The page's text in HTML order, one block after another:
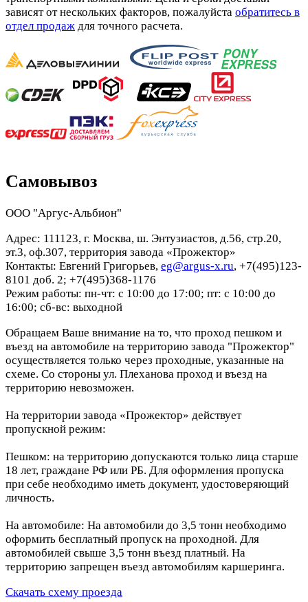
зависят от нескольких факторов, пожалуйста обратитесь в
отдел продаж для точного расчета.
Самовывоз
ООО "Аргус-Альбион"
Адрес: 111123, г. Москва, ш. Энтузиастов, д.56, стр.20,
эт.3, оф.307, территория завода «Прожектор»
Контакты: Евгений Григорьев, eg@argus-x.ru, +7(495)123-
8101 доб. 2; +7(495)368-1176
Режим работы: пн-чт: с 10:00 до 17:00; пт: с 10:00 до
16:00; сб-вс: выходной
Обращаем Ваше внимание на то, что проход пешком и
въезд на автомобиле на территорию завода "Прожектор"
осуществляется только через проходные, указанные на
схеме. Со стороны ул. Плеханова проход и въезд на
территорию невозможен.
На территории завода «Прожектор» действует
пропускной режим:
Пешком: на территорию допускаются только лица старше
18 лет, граждане РФ или РБ. Для оформления пропуска
при себе необходимо иметь документ, удостоверяющий
личность.
На автомобиле: На автомобили до 3,5 тонн необходимо
оформить бесплатный пропуск на проходной. Для
автомобилей свыше 3,5 тонн въезд платный. На
территорию запрещен въезд автомобилям каршеринга.
Скачать схему проезда